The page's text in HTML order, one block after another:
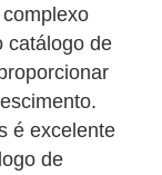
catálogo de
é excelente
de